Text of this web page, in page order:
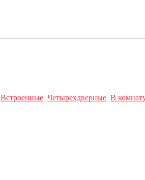
Встроенные Четырехдверные В